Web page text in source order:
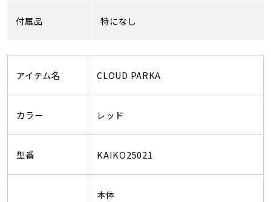
付属品 特になし
アイテム名 CLOUD PARKA
カラー レッド
型番 KAIKO25021
本体